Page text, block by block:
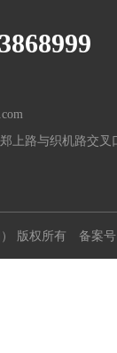
上路与织机路交叉
版权所有 备案